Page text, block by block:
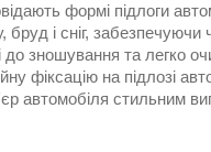
формі підлоги
і сніг, забезпечуючи
до зношування та легко
фіксацію на підлозі
автомобіля стильним